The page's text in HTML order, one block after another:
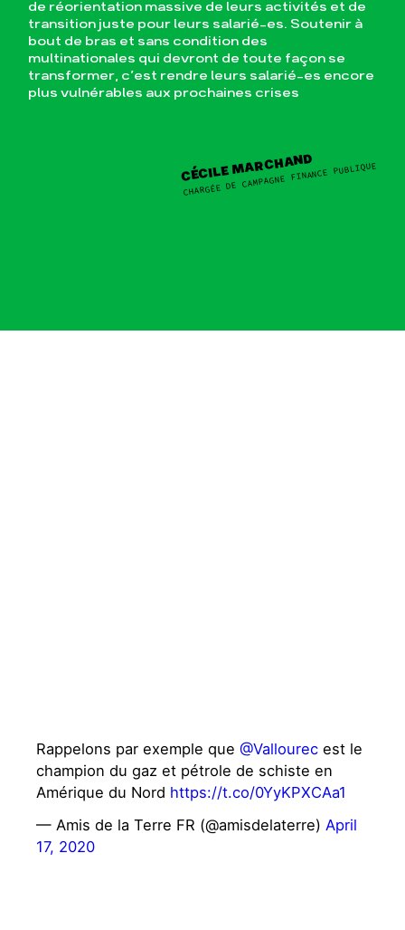
de réorientation massive de leurs activités et de
transition juste pour leurs salarié-es. Soutenir à
bout de bras et sans condition des
multinationales qui devront de toute façon se
transformer, c’est rendre leurs salarié-es encore
plus vulnérables aux prochaines crises
CÉCILE MARCHAND
CHARGÉE DE CAMPAGNE FINANCE PUBLIQUE
Rappelons par exemple que @Vallourec est le
champion du gaz et pétrole de schiste en
Amérique du Nord https://t.co/0YyKPXCAa1
— Amis de la Terre FR (@amisdelaterre) April
17, 2020